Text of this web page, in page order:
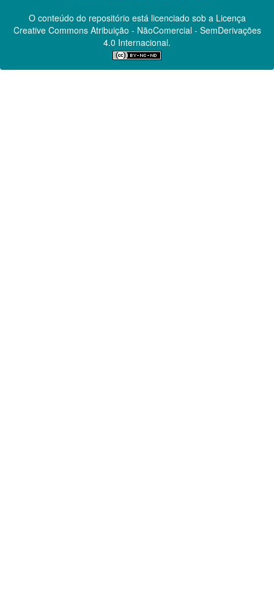
O conteúdo do repositório está licenciado sob a Licença
Creative CommonsAtribuição - NãoComercial - SemDerivações
4.0 Internacional.